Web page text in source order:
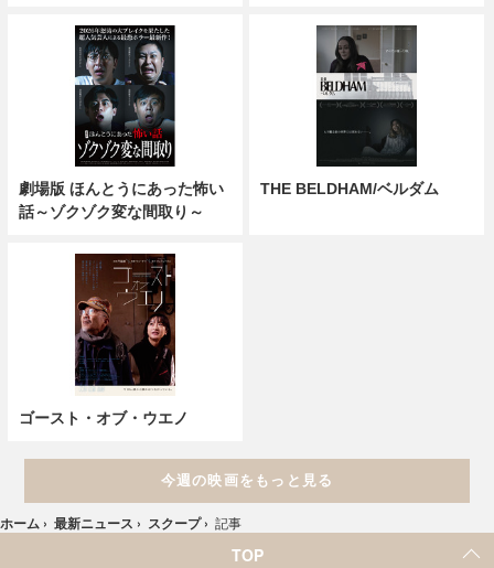
劇場版 ほんとうにあった怖い
話～ゾクゾク変な間取り～
THE BELDHAM/ベルダム
ゴースト・オブ・ウエノ
今週の映画をもっと見る
ホーム › 最新ニュース › スクープ › 記事
TOP